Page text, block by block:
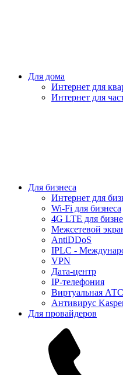
Для дома
Интернет для
Интернет для
Для бизнеса
Интернет для
Wi-Fi для бизнеса
4G LTE для
Межсетевой
AntiDDoS
IPLC -
VPN
Дата-центр
IP-телефония
Виртуальная АТС
Антивирус
Для провайдеров